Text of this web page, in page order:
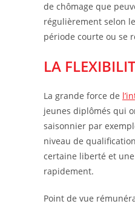
de chômage que
régulièrement selon
période courte ou se
LA
La grande force de
jeunes diplômés qui
saisonnier par
niveau de
certaine liberté et
rapidement.
Point de vue